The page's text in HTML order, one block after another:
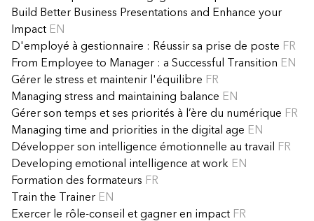
Build Better Business Presentations and Enhance your
Impact EN
D'employé à gestionnaire : Réussir sa prise de poste FR
From Employee to Manager : a Successful Transition EN
Gérer le stress et maintenir l'équilibre FR
Managing stress and maintaining balance EN
Gérer son temps et ses priorités à l’ère du numérique FR
Managing time and priorities in the digital age EN
Développer son intelligence émotionnelle au travail FR
Developing emotional intelligence at work EN
Formation des formateurs FR
Train the Trainer EN
Exercer le rôle-conseil et gagner en impact FR